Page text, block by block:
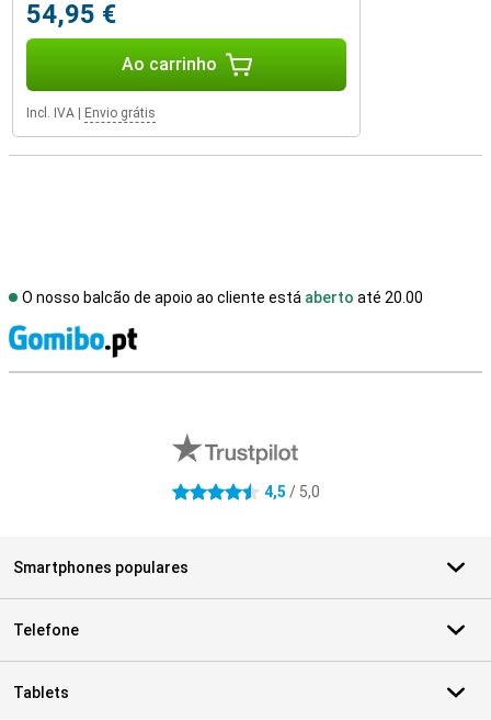
54,95 €
Ao carrinho
Incl. IVA Envio grátis
O nosso balcão de apoio ao cliente está aberto até 20.00
4.5 estrelas 4,5 / 5,0
Smartphones populares
Telefone
Tablets